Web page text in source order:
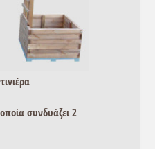
συνδυάζει 2